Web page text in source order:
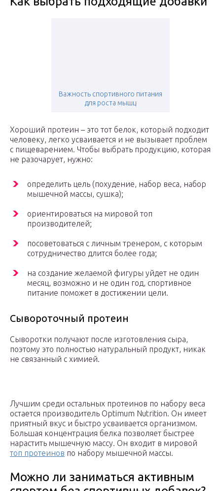
Важность спортивного питания
для роста мышц
Хороший протеин – это тот белок, который подходит
человеку, легко усваивается и не вызывает проблем
с пищеварением. Чтобы выбрать продукцию, которая
не разочарует, нужно:
определить цель (похудение, набор веса, набор
мышечной массы, сушка);
ориентироваться на мировой топ
производителей;
посоветоваться с личным тренером, с которым
сотрудничество длится более года;
на создание желаемой фигуры уйдет не один
месяц, возможно и не один год, спортивное
питание поможет в достижении цели.
Сывороточный протеин
Сыворотки получают после изготовления сыра,
поэтому это полностью натуральный продукт, никак
не связанный с химией.
Лучшим среди остальных протеинов по набору веса
остается производитель Optimum Nutrition. Он имеет
приятный вкус и быстро усваивается организмом.
Большая концентрация белка позволяет быстрее
нарастить мышечную массу. Он входит в мировой
топ протеинов по набору мышечной массы.
Можно ли заниматься активным